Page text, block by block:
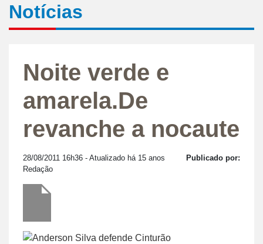
Notícias
Noite verde e
amarela.De
revanche a nocaute
28/08/2011 16h36 - Atualizado há 15 anos
Publicado por:
Redação